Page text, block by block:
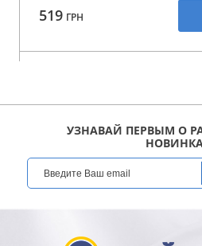
519 ГРН
УЗНАВАЙ ПЕРВЫМ О